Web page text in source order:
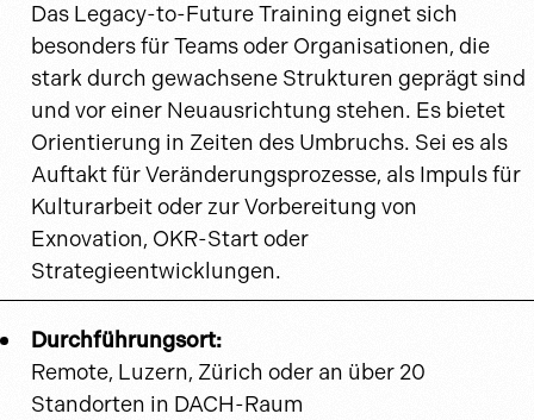
Das Legacy-to-Future Training eignet sich
besonders für Teams oder Organisationen, die
stark durch gewachsene Strukturen geprägt sind
und vor einer Neuausrichtung stehen. Es bietet
Orientierung in Zeiten des Umbruchs. Sei es als
Auftakt für Veränderungsprozesse, als Impuls für
Kulturarbeit oder zur Vorbereitung von
Exnovation, OKR-Start oder
Strategieentwicklungen.
Durchführungsort:
Remote, Luzern, Zürich oder an über 20
Standorten in DACH-Raum